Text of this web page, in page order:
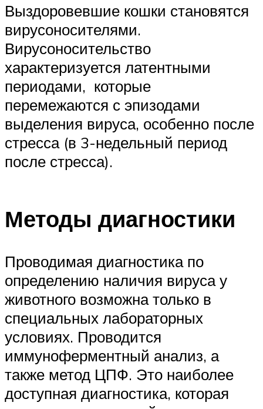
Выздоровевшие кошки становятся
вирусоносителями.
Вирусоносительство
характеризуется латентными
периодами, которые
перемежаются с эпизодами
выделения вируса, особенно после
стресса (в 3-недельный период
после стресса).
Методы диагностики
Проводимая диагностика по
определению наличия вируса у
животного возможна только в
специальных лабораторных
условиях. Проводится
иммуноферментный анализ, а
также метод ЦПФ. Это наиболее
доступная диагностика, которая